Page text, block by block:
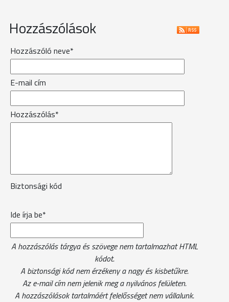
Hozzászólások
Hozzászóló neve*
E-mail cím
Hozzászólás*
Biztonsági kód
Ide írja be*
A hozzászólás tárgya és szövege nem tartalmazhat HTML
kódot.
A biztonsági kód nem érzékeny a nagy és kisbetűkre.
Az e-mail cím nem jelenik meg a nyilvános felületen.
A hozzászólások tartalmáért felelősséget nem vállalunk.